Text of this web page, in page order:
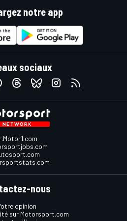
notre app
sociaux
nous
opinion
sur Motorsport.com